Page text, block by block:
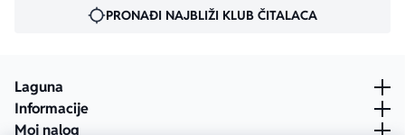
PRONAĐI NAJBLIŽI KLUB ČITALACA
Laguna
Informacije
Moj nalog